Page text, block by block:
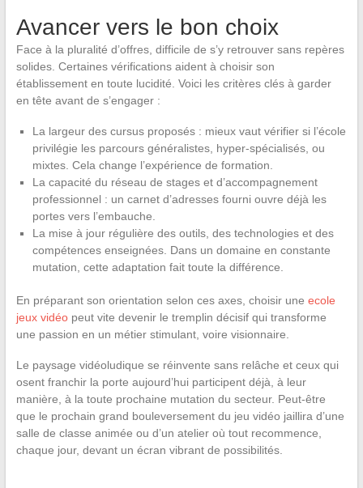
Avancer vers le bon choix
Face à la pluralité d’offres, difficile de s’y retrouver sans repères
solides. Certaines vérifications aident à choisir son
établissement en toute lucidité. Voici les critères clés à garder
en tête avant de s’engager :
La largeur des cursus proposés : mieux vaut vérifier si l’école
privilégie les parcours généralistes, hyper-spécialisés, ou
mixtes. Cela change l’expérience de formation.
La capacité du réseau de stages et d’accompagnement
professionnel : un carnet d’adresses fourni ouvre déjà les
portes vers l’embauche.
La mise à jour régulière des outils, des technologies et des
compétences enseignées. Dans un domaine en constante
mutation, cette adaptation fait toute la différence.
En préparant son orientation selon ces axes, choisir une ecole
jeux vidéopeut vite devenir le tremplin décisif qui transforme
une passion en un métier stimulant, voire visionnaire.
Le paysage vidéoludique se réinvente sans relâche et ceux qui
osent franchir la porte aujourd’hui participent déjà, à leur
manière, à la toute prochaine mutation du secteur. Peut-être
que le prochain grand bouleversement du jeu vidéo jaillira d’une
salle de classe animée ou d’un atelier où tout recommence,
chaque jour, devant un écran vibrant de possibilités.